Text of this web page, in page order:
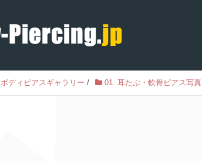
ボディピアスギャラリー / 01. 耳たぶ・軟骨ピアス写真